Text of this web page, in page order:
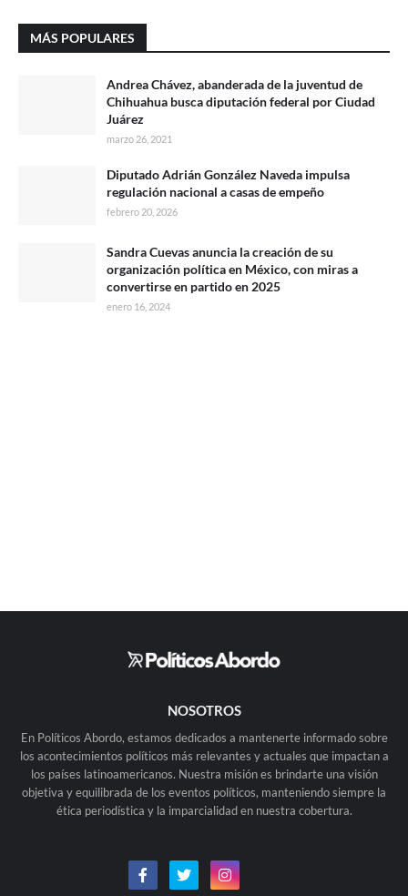
MÁS POPULARES
Andrea Chávez, abanderada de la juventud de
Chihuahua busca diputación federal por Ciudad
Juárez
marzo 26, 2021
Diputado Adrián González Naveda impulsa
regulación nacional a casas de empeño
febrero 20, 2026
Sandra Cuevas anuncia la creación de su
organización política en México, con miras a
convertirse en partido en 2025
enero 16, 2024
NOSOTROS
En Políticos Abordo, estamos dedicados a mantenerte informado sobre
los acontecimientos políticos más relevantes y actuales que impactan a
los países latinoamericanos. Nuestra misión es brindarte una visión
objetiva y equilibrada de los eventos políticos, manteniendo siempre la
ética periodística y la imparcialidad en nuestra cobertura.